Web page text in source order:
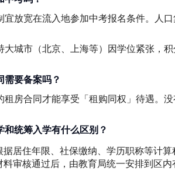
宜放宽在流入地参加中考报名条件。人
大城市（北京、上海等）因学位紧张，
需要备案吗？
租房合同才能享受「租购同权」待遇。
和统筹入学有什么区别？
据居住年限、社保缴纳、学历职称等计
料审核通过后，由教育局统一安排到区